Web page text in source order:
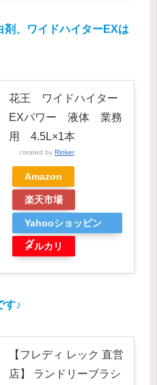
剤、ワイドハイターEXは
花王 ワイドハイター
EXパワー 液体 業務
用 4.5L×1本
created by Rinker
Amazon
楽天市場
Yahooショッピン
グ
メルカリ
す♪
【フレディ レック 直営
店】 ランドリーブラシ